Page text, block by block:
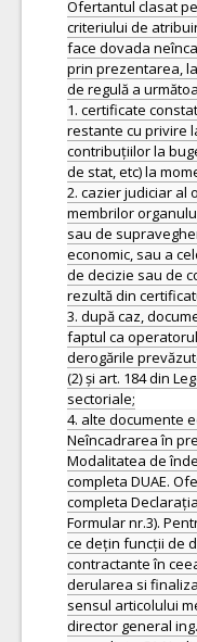
Ofertantul clasat
criteriului de
face dovada
prin prezentarea,
de regulă a
1. certificate
restante cu privire
contribuțiilor la
de stat, etc) la
2. cazier judiciar al
membrilor
sau de
economic, sau a
de decizie sau de
rezultă din
3. după caz,
faptul ca
derogările
(2) și art. 184 din
sectoriale;
4. alte documente
Neîncadrarea în
Modalitatea de
completa DUAE.
completa
Formular nr.3).
ce dețin funcții de
contractante în
derularea si
sensul articolului
director general